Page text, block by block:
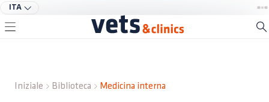
ITA
Iniziale Biblioteca Medicina interna